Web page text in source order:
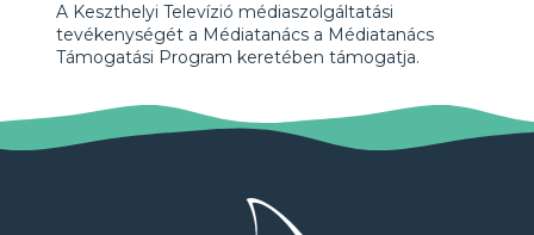
A Keszthelyi Televízió médiaszolgáltatási
tevékenységét a Médiatanács a Médiatanács
Támogatási Program keretében támogatja.